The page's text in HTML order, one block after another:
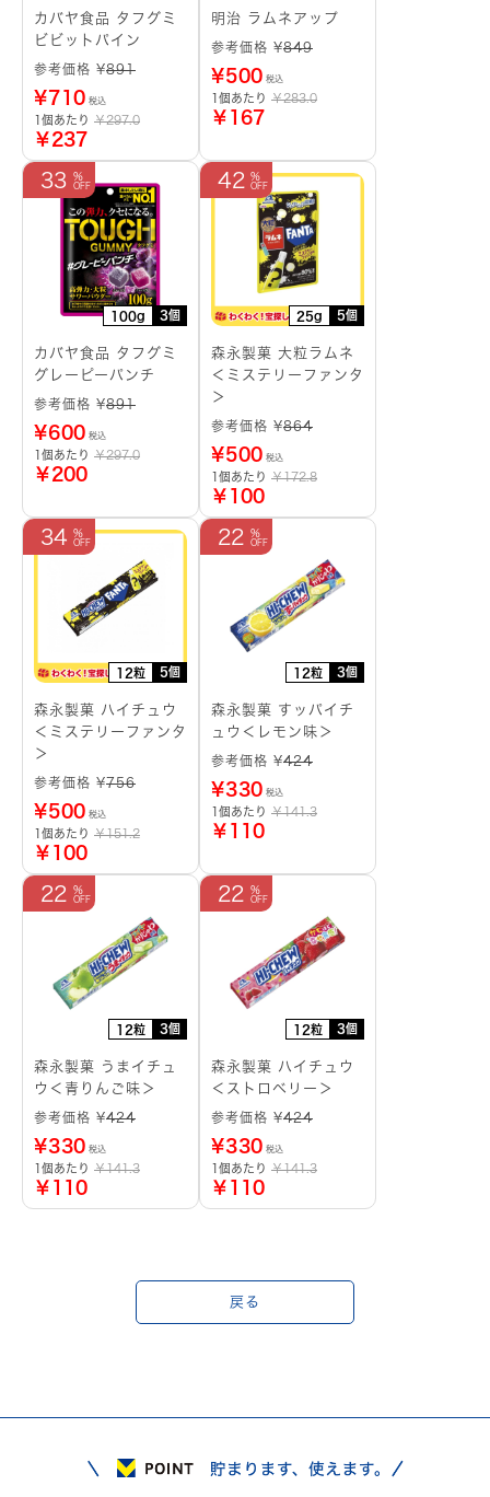
カバヤ食品 タフグミ
ビビットパイン
参考価格 ¥891
¥710 税込
1個あたり ￥297.0
￥237
明治 ラムネアップ
参考価格 ¥849
¥500 税込
1個あたり ￥283.0
￥167
100g 3個
33
カバヤ食品 タフグミ
グレーピーパンチ
参考価格 ¥891
¥600 税込
1個あたり ￥297.0
￥200
25g 5個
42
森永製菓 大粒ラムネ
＜ミステリーファンタ
＞
参考価格 ¥864
¥500 税込
1個あたり ￥172.8
￥100
12粒 5個
34
森永製菓 ハイチュウ
＜ミステリーファンタ
＞
参考価格 ¥756
¥500 税込
1個あたり ￥151.2
￥100
12粒 3個
22
森永製菓 すッパイチ
ュウ＜レモン味＞
参考価格 ¥424
¥330 税込
1個あたり ￥141.3
￥110
12粒 3個
22
森永製菓 うまイチュ
ウ＜青りんご味＞
参考価格 ¥424
¥330 税込
1個あたり ￥141.3
￥110
12粒 3個
22
森永製菓 ハイチュウ
＜ストロベリー＞
参考価格 ¥424
¥330 税込
1個あたり ￥141.3
￥110
戻る